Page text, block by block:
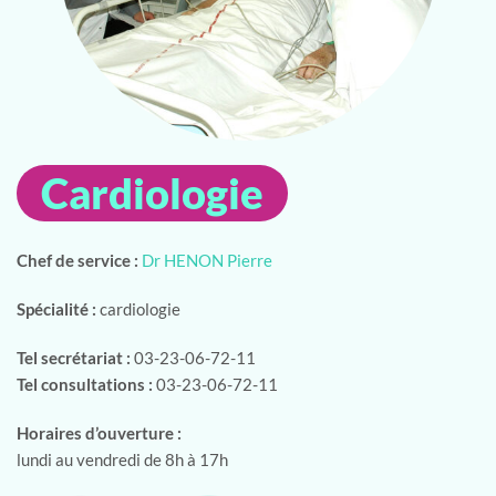
Cardiologie
Chef de service : Dr HENON Pierre
Spécialité : cardiologie
Tel secrétariat : 03-23-06-72-11
Tel consultations : 03-23-06-72-11
Horaires d’ouverture :
lundi au vendredi de 8h à 17h